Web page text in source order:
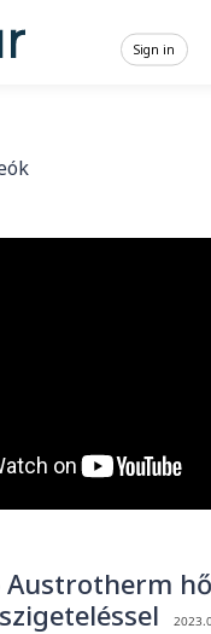
Sign in
Austrotherm